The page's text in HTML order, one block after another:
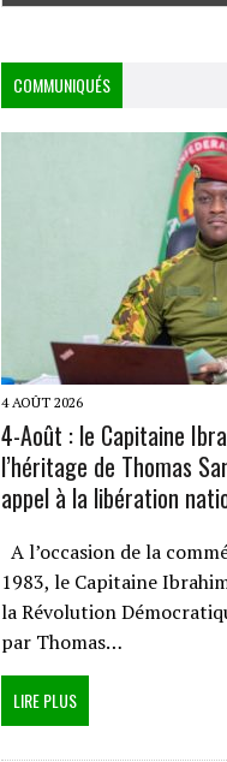
COMMUNIQUÉS
4 AOÛT 2026
4-Août : le Capitaine
l’héritage de Thomas
appel à la libération
A l’occasion de la
1983, le Capitaine
la Révolution
par Thomas…
LIRE PLUS